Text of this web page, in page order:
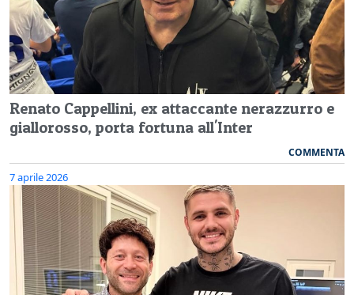
Renato Cappellini, ex attaccante nerazzurro e
giallorosso, porta fortuna all'Inter
COMMENTA
7 aprile 2026